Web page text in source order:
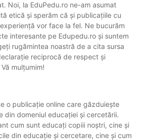
Noi, la EduPedu.ro ne-am asumat
etică și sperăm că și publicațiile cu
vor face la fel. Ne bucurăm
interesante pe Edupedu.ro și suntem
rugămintea noastră de a cita sursa
reciprocă de respect și
mulțumim!
o publicație online care găzduiește
din domeniul educației și cercetării.
cum sunt educați copiii noștri, cine și
din educație și cercetare, cine și cum